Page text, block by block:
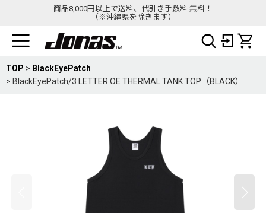
商品8,000円以上で送料、代引き手数料 無料！
（※沖縄県を除きます）
TOP > BlackEyePatch
> BlackEyePatch/3 LETTER OE THERMAL TANK TOP（BLACK）